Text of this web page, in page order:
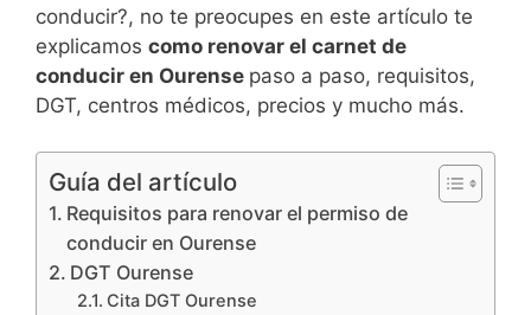
conducir?, no te preocupes en este artículo te
explicamos como renovar el carnet de
conducir en Ourense paso a paso, requisitos,
DGT, centros médicos, precios y mucho más.
Guía del artículo
Requisitos para renovar el permiso de
conducir en Ourense
DGT Ourense
Cita DGT Ourense